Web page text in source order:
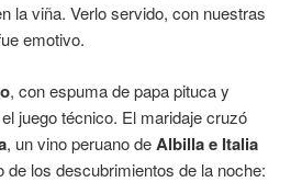
la viña. Verlo servido, con nuestras
emotivo.
, con espuma de papa pituca y
juego técnico. El maridaje cruzó
, un vino peruano deAlbilla e Italia
de los descubrimientos de la noche: